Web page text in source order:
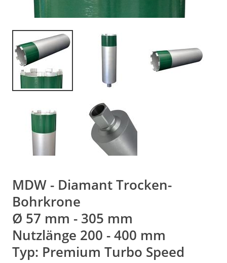
MDW - Diamant Trocken-
Bohrkrone
Ø 57 mm - 305 mm
Nutzlänge 200 - 400 mm
Typ: Premium Turbo Speed